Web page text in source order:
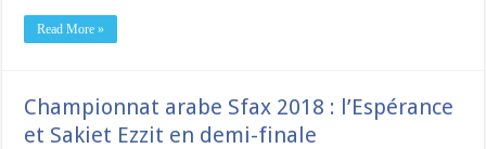
Read More »
Championnat arabe Sfax 2018 : l’Espérance
et Sakiet Ezzit en demi-finale